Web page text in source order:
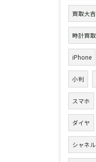
買取大吉
時計買取
iPhone
小判
スマホ
ダイヤ
シャネル